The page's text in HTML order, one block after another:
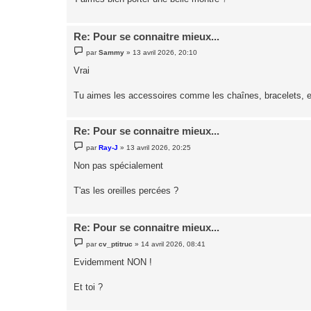
e
Re: Pour se connaitre mieux...
e
s
e
parSammy »13 avril 2026, 20:10
Vrai
Tu aimes les accessoires comme les chaînes, bracelets,
Re: Pour se connaitre mieux...
e
s
e
parRay-J » 13 avril 2026, 20:25
Non pas spécialement
T'as les oreilles percées ?
Re: Pour se connaitre mieux...
e
s
s
e
parcv_ptitruc » 14 avril 2026, 08:41
Evidemment NON !
Et toi ?